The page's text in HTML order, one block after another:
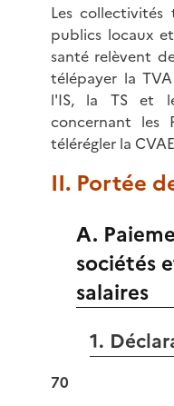
Les collectivités
publics locaux
santé relèvent
télépayer la
l'IS, la TS et
concernant les
télérégler la
II. Portée
A.
sociétés
salaires
1.
70